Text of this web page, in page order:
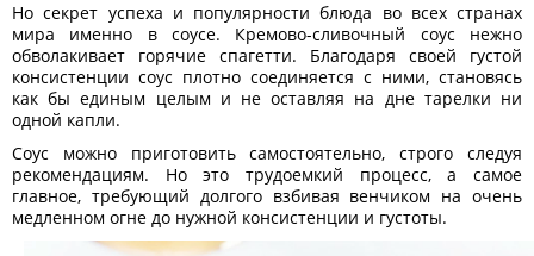
Но секрет успеха и популярности блюда во всех странах
мира именно в соусе. Кремово-сливочный соус нежно
обволакивает горячие спагетти. Благодаря своей густой
консистенции соус плотно соединяется с ними, становясь
как бы единым целым и не оставляя на дне тарелки ни
одной капли.
Соус можно приготовить самостоятельно, строго следуя
рекомендациям. Но это трудоемкий процесс, а самое
главное, требующий долгого взбивая венчиком на очень
медленном огне до нужной консистенции и густоты.